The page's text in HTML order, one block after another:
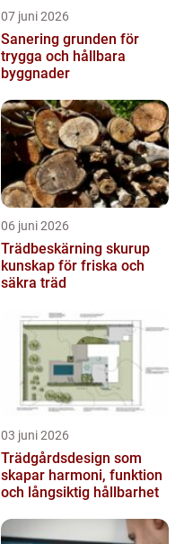
07 juni 2026
Sanering grunden för
trygga och hållbara
byggnader
06 juni 2026
Trädbeskärning skurup
kunskap för friska och
säkra träd
03 juni 2026
Trädgårdsdesign som
skapar harmoni, funktion
och långsiktig hållbarhet